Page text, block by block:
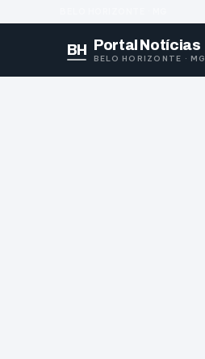
BH Portal Notícias
BELO HORIZONTE · MG